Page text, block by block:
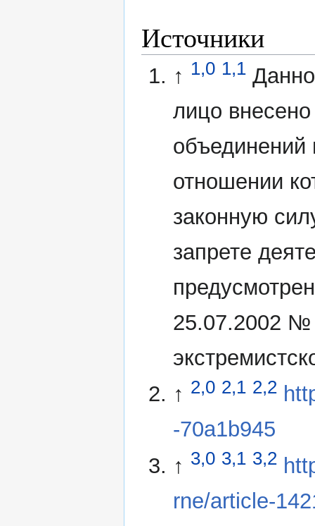
Источники
↑ 1,0 1,1
лицо
объединений
отношении
законную
запрете
25.07.2002 №
↑ 2,0 2,1 2,2
-70a1b945
↑ 3,0 3,1 3,2
rne/article-